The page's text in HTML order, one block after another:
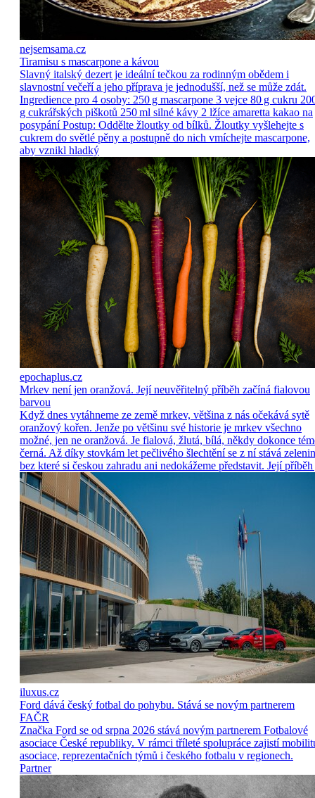
nejsemsama.cz
Tiramisu s mascarpone a kávou
Slavný italský dezert je ideální tečkou za rodinným obědem i
slavnostní večeří a jeho příprava je jednodušší, než se může zdát.
Ingredience pro 4 osoby: 250 g mascarpone 3 vejce 80 g cukru
g cukrářských piškotů 250 ml silné kávy 2 lžíce amaretta kakao na
posypání Postup: Oddělte žloutky od bílků. Žloutky vyšlehejte s
cukrem do světlé pěny a postupně do nich vmíchejte mascarpone,
aby vznikl hladký
epochaplus.cz
Mrkev není jen oranžová. Její neuvěřitelný příběh začíná fialovou
barvou
Když dnes vytáhneme ze země mrkev, většina z nás očekává sytě
oranžový kořen. Jenže po většinu své historie je mrkev všechno
možné, jen ne oranžová. Je fialová, žlutá, bílá, někdy dokonce
černá. Až díky stovkám let pečlivého šlechtění se z ní stává
bez které si českou zahradu ani nedokážeme představit. Její příběh
iluxus.cz
Ford dává český fotbal do pohybu. Stává se novým partnerem
FAČR
Značka Ford se od srpna 2026 stává novým partnerem Fotbalové
asociace České republiky. V rámci tříleté spolupráce zajistí
asociace, reprezentačních týmů i českého fotbalu v regionech.
Partner